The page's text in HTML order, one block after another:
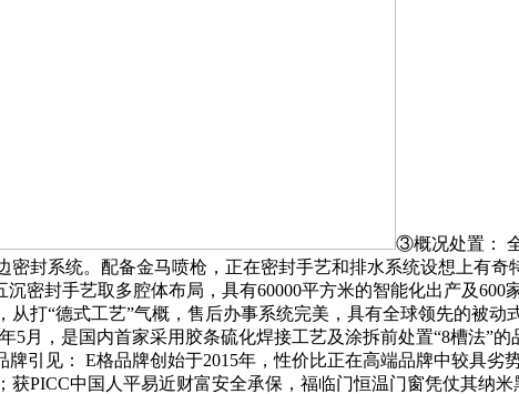
③概况处置：
密封系统。配备金马喷枪，正在密封手艺和排水系统设想上有
密封手艺取多腔体布局，具有60000平方米的智能化出产及
打“德式工艺”气概，售后办事系统完美，具有全球领先的被动
5月，是国内首家采用胶条硫化焊接工艺及涂拆前处置“8槽法”
引见： E格品牌创始于2015年，性价比正在高端品牌中较具
PICC中国人平易近财富安全承保，福临门恒温门窗凭仗其纳